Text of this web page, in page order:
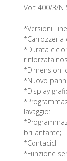
Volt 400/3/N
*Versioni
*Carrozzeria
*Durata
*Dimensioni
*Nuovo
*Display
lavaggio:
brillantante;
*Contacicli
*Funzione